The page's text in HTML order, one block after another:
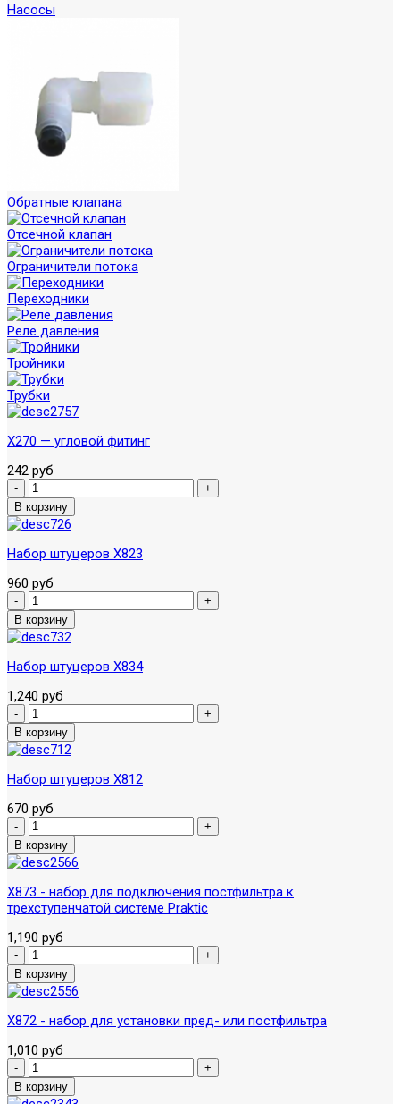
Насосы
Обратные клапана
Отсечной клапан
Ограничители потока
Переходники
Реле давления
Тройники
Трубки
X270 — угловой фитинг
242 руб
Набор штуцеров X823
960 руб
Набор штуцеров X834
1,240 руб
Набор штуцеров X812
670 руб
X873 - набор для подключения постфильтра к
трехступенчатой системе Praktic
1,190 руб
X872 - набор для установки пред- или постфильтра
1,010 руб